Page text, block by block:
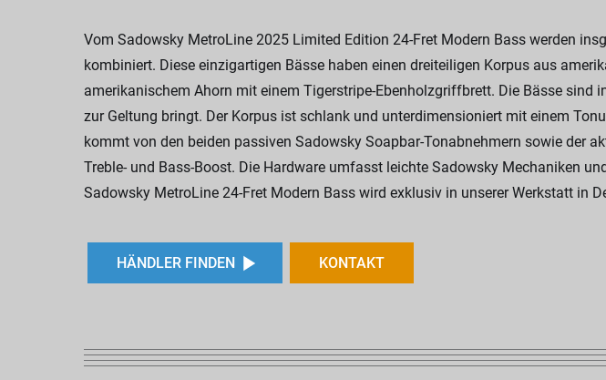
Vom Sadowsky MetroLine 2025 Limited Edition 24-Fret Modern Bass werden
kombiniert. Diese einzigartigen Bässe haben einen dreiteiligen Korpus aus
amerikanischem Ahorn mit einem Tigerstripe-Ebenholzgriffbrett. Die Bässe
zur Geltung bringt. Der Korpus ist schlank und unterdimensioniert mit einem
kommt von den beiden passiven Sadowsky Soapbar-Tonabnehmern sowie der
Treble- und Bass-Boost. Die Hardware umfasst leichte Sadowsky Mechaniken
Sadowsky MetroLine 24-Fret Modern Bass wird exklusiv in unserer Werkstatt in
HÄNDLER FINDEN KONTAKT